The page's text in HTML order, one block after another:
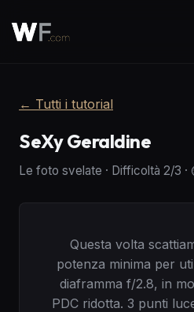
← Tutti i tutorial
SeXy Geraldine
Le foto svelate · Difficoltà 2/3
Questa volta
potenza minima per
diaframma f/2.8, in
PDC ridotta. 3 punti